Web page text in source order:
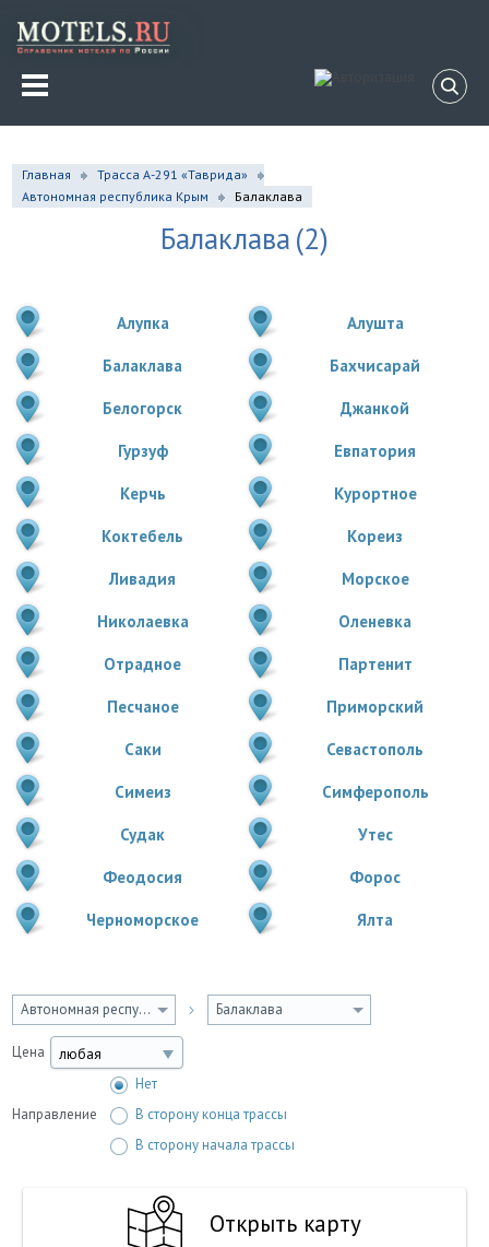
Главная
Трасса А-291 «Таврида»
Автономная республика Крым
Балаклава
Балаклава (2)
Алупка Алушта
Балаклава Бахчисарай
Белогорск Джанкой
Гурзуф Евпатория
Керчь Курортное
Коктебель Кореиз
Ливадия Морское
Николаевка Оленевка
Отрадное Партенит
Песчаное Приморский
Саки Севастополь
Симеиз Симферополь
Судак Утес
Феодосия Форос
Черноморское Ялта
Автономная республика Крым Балаклава
Цена любая
Направление
Нет
В сторону конца трассы
В сторону начала трассы
Открыть карту